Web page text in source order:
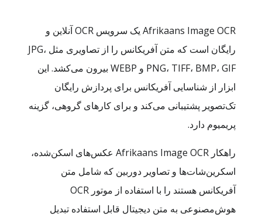
Afrikaans Image OCR یک سرویس OCR آنلاین و
رایگان است که متن آفریکانس را از تصاویری مثل JPG،
PNG، TIFF، BMP، GIF و WEBP بیرون می‌کشد. این
ابزار از شناسایی آفریکانس برای پردازش رایگان
تک‌تصویر پشتیبانی می‌کند و برای کارهای گروهی، گزینه
پریمیوم دارد.
راهکار Afrikaans Image OCR عکس‌های اسکن‌شده،
اسکرین‌شات‌ها و تصاویر دوربین که شامل متن
آفریکانس هستند را با استفاده از موتور OCR
هوش‌مصنوعی به متن دیجیتال قابل استفاده تبدیل